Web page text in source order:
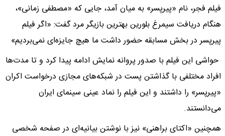
فیلم فجر، نام «پیرپسر» به میان آمد، جایی که «مصطفی زمانی»،
هنگام دریافت سیمرغ بلورین بهترین بازیگر مرد گفت: «اگر فیلم
پیرپسر در بخش مسابقه حضور داشت ما هیچ جایزه‌ای نمی‌بردیم»
حواشی این فیلم با صدور پروانه نمایش ادامه پیدا کرد و تا مدت‌ها
افراد مختلفی با گذاشتن پست در شبکه‌های مجازی درخواست اکران
«پیرپسر» را داشتند و این فیلم را نماد عینی سینمای ایران
می‌دانستند.
همچنین «اکتای براهنی» نیز با نوشتن بیانیه‌ای در صفحه شخصی